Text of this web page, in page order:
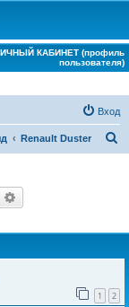
КАБИНЕТ (профиль
пользователя)
Вход
Renault Duster
Поиск
1 2